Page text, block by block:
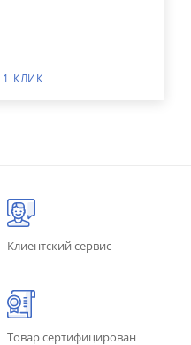
КЛИК
Клиентский сервис
Товар сертифицирован